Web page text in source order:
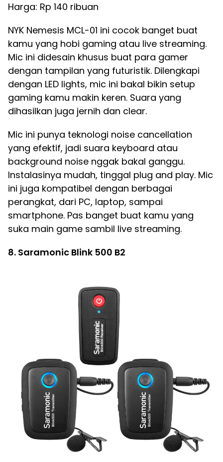
Harga: Rp 140 ribuan
NYK Nemesis MCL-01 ini cocok banget buat
kamu yang hobi gaming atau live streaming.
Mic ini didesain khusus buat para gamer
dengan tampilan yang futuristik. Dilengkapi
dengan LED lights, mic ini bakal bikin setup
gaming kamu makin keren. Suara yang
dihasilkan juga jernih dan clear.
Mic ini punya teknologi noise cancellation
yang efektif, jadi suara keyboard atau
background noise nggak bakal ganggu.
Instalasinya mudah, tinggal plug and play. Mic
ini juga kompatibel dengan berbagai
perangkat, dari PC, laptop, sampai
smartphone. Pas banget buat kamu yang
suka main game sambil live streaming.
8. Saramonic Blink 500 B2